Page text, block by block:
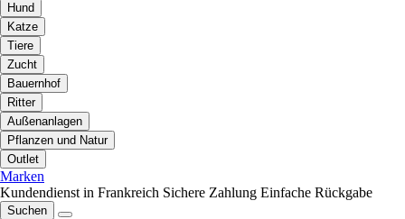
Hund
Katze
Tiere
Zucht
Bauernhof
Ritter
Außenanlagen
Pflanzen und Natur
Outlet
Marken
Kundendienst in Frankreich Sichere Zahlung Einfache Rückgabe
Suchen